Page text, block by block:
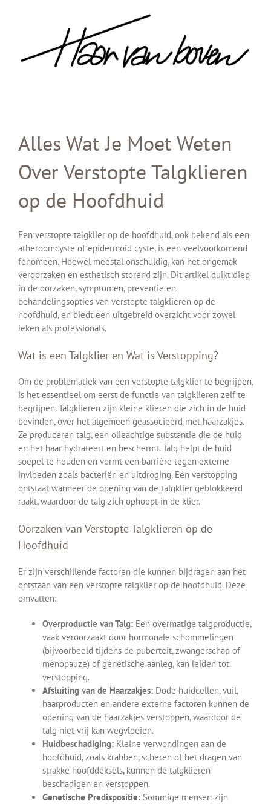
Alles Wat Je Moet Weten
Over Verstopte Talgklieren
op de Hoofdhuid
Een verstopte talgklier op de hoofdhuid, ook bekend als een
atheroomcyste of epidermoid cyste, is een veelvoorkomend
fenomeen. Hoewel meestal onschuldig, kan het ongemak
veroorzaken en esthetisch storend zijn. Dit artikel duikt diep
in de oorzaken, symptomen, preventie en
behandelingsopties van verstopte talgklieren op de
hoofdhuid, en biedt een uitgebreid overzicht voor zowel
leken als professionals.
Wat is een Talgklier en Wat is Verstopping?
Om de problematiek van een verstopte talgklier te begrijpen,
is het essentieel om eerst de functie van talgklieren zelf te
begrijpen. Talgklieren zijn kleine klieren die zich in de huid
bevinden, over het algemeen geassocieerd met haarzakjes.
Ze produceren talg, een olieachtige substantie die de huid
en het haar hydrateert en beschermt. Talg helpt de huid
soepel te houden en vormt een barrière tegen externe
invloeden zoals bacteriën en uitdroging. Een verstopping
ontstaat wanneer de opening van de talgklier geblokkeerd
raakt, waardoor de talg zich ophoopt in de klier.
Oorzaken van Verstopte Talgklieren op de
Hoofdhuid
Er zijn verschillende factoren die kunnen bijdragen aan het
ontstaan van een verstopte talgklier op de hoofdhuid. Deze
omvatten:
Overproductie van Talg: Een overmatige talgproductie,
vaak veroorzaakt door hormonale schommelingen
(bijvoorbeeld tijdens de puberteit, zwangerschap of
menopauze) of genetische aanleg, kan leiden tot
verstopping.
Afsluiting van de Haarzakjes: Dode huidcellen, vuil,
haarproducten en andere externe factoren kunnen de
opening van de haarzakjes verstoppen, waardoor de
talg niet vrij kan wegvloeien.
Huidbeschadiging: Kleine verwondingen aan de
hoofdhuid, zoals krabben, scheren of het dragen van
strakke hoofddeksels, kunnen de talgklieren
beschadigen en verstoppen.
Genetische Predispositie: Sommige mensen zijn